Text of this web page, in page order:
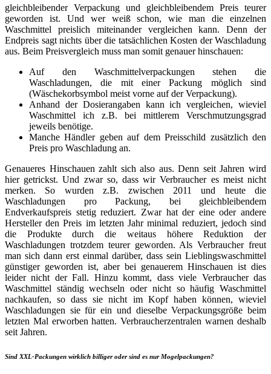
gleichbleibender Verpackung und gleichbleibendem Preis teurer
geworden ist. Und wer weiß schon, wie man die einzelnen
Waschmittel preislich miteinander vergleichen kann. Denn der
Endpreis sagt nichts über die tatsächlichen Kosten der Waschladung
aus. Beim Preisvergleich muss man somit genauer hinschauen:
Auf den Waschmittelverpackungen stehen die
Waschladungen, die mit einer Packung möglich sind
(Wäschekorbsymbol meist vorne auf der Verpackung).
Anhand der Dosierangaben kann ich vergleichen, wieviel
Waschmittel ich z.B. bei mittlerem Verschmutzungsgrad
jeweils benötige.
Manche Händler geben auf dem Preisschild zusätzlich den
Preis pro Waschladung an.
Genaueres Hinschauen zahlt sich also aus. Denn seit Jahren wird
hier getrickst. Und zwar so, dass wir Verbraucher es meist nicht
merken. So wurden z.B. zwischen 2011 und heute die
Waschladungen pro Packung, bei gleichbleibendem
Endverkaufspreis stetig reduziert. Zwar hat der eine oder andere
Hersteller den Preis im letzten Jahr minimal reduziert, jedoch sind
die Produkte durch die weitaus höhere Reduktion der
Waschladungen trotzdem teurer geworden. Als Verbraucher freut
man sich dann erst einmal darüber, dass sein Lieblingswaschmittel
günstiger geworden ist, aber bei genauerem Hinschauen ist dies
leider nicht der Fall. Hinzu kommt, dass viele Verbraucher das
Waschmittel ständig wechseln oder nicht so häufig Waschmittel
nachkaufen, so dass sie nicht im Kopf haben können, wieviel
Waschladungen sie für ein und dieselbe Verpackungsgröße beim
letzten Mal erworben hatten. Verbraucherzentralen warnen deshalb
seit Jahren.
Sind XXL-Packungen wirklich billiger oder sind es nur Mogelpackungen?